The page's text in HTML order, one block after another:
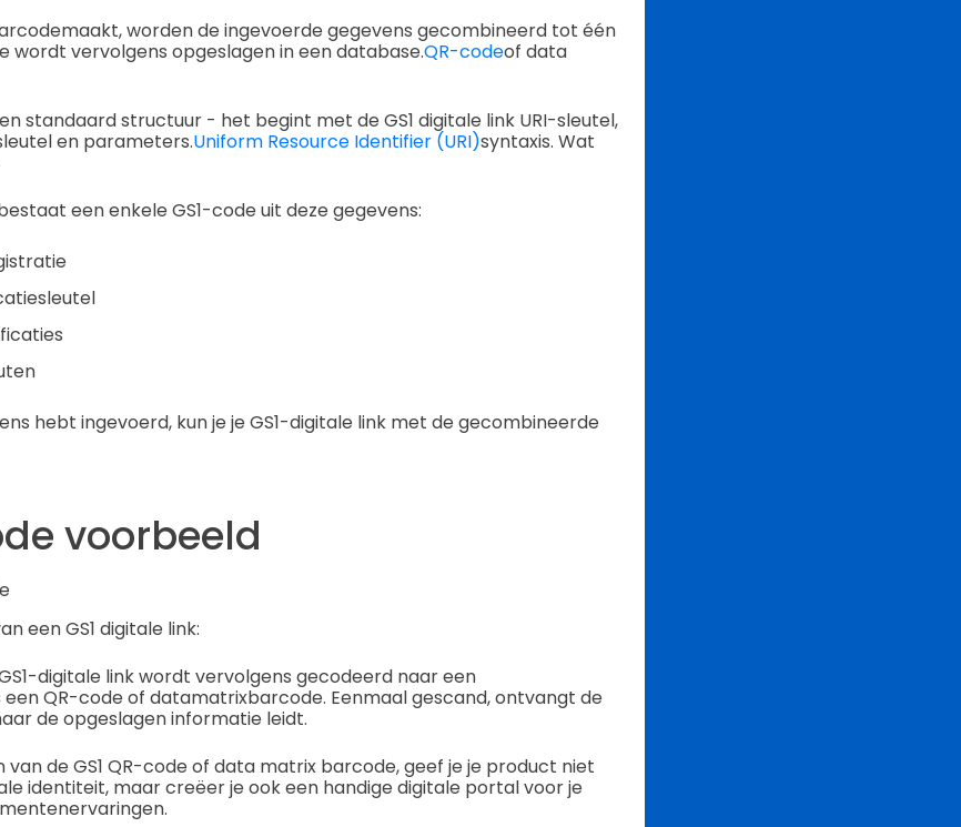
worden de ingevoerde gegevens gecombineerd tot één
wordt vervolgens opgeslagen in een database.QR-codeof data
standaard structuur - het begint met de GS1 digitale link URI-sleutel,
en parameters.Uniform Resource Identifier (URI)syntaxis. Wat
een enkele GS1-code uit deze gegevens:
hebt ingevoerd, kun je je GS1-digitale link met de gecombineerde
voorbeeld
een GS1 digitale link:
digitale link wordt vervolgens gecodeerd naar een
QR-code of datamatrixbarcode. Eenmaal gescand, ontvangt de
de opgeslagen informatie leidt.
de GS1 QR-code of data matrix barcode, geef je je product niet
identiteit, maar creëer je ook een handige digitale portal voor je